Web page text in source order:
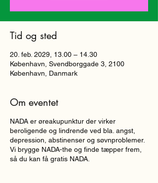
Tid og sted
20. feb. 2029, 13.00 – 14.30
København, Svendborggade 3, 2100
København, Danmark
Om eventet
NADA er øreakupunktur der virker
beroligende og lindrende ved bla. angst,
depression, abstinenser og søvnproblemer.
Vi brygge NADA-the og finde tæpper frem,
så du kan få gratis NADA.